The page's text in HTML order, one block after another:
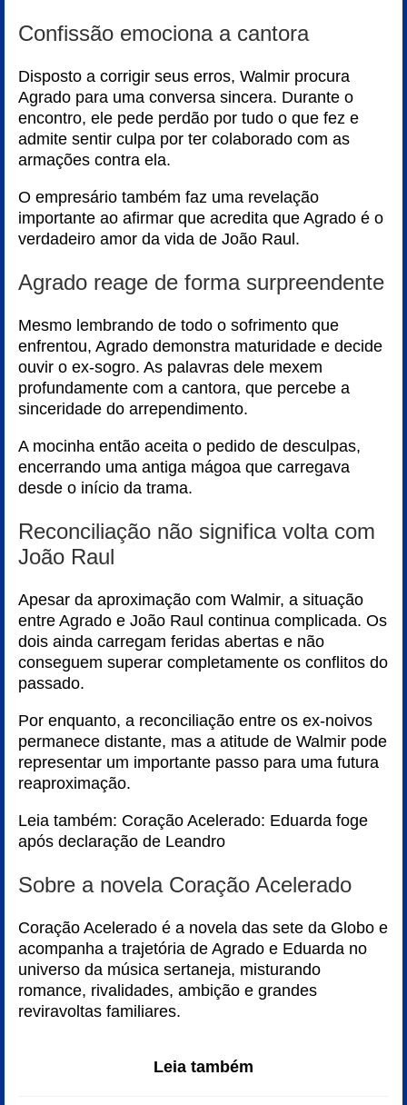
Confissão emociona a cantora
Disposto a corrigir seus erros, Walmir procura
Agrado para uma conversa sincera. Durante o
encontro, ele pede perdão por tudo o que fez e
admite sentir culpa por ter colaborado com as
armações contra ela.
O empresário também faz uma revelação
importante ao afirmar que acredita que Agrado é o
verdadeiro amor da vida de João Raul.
Agrado reage de forma surpreendente
Mesmo lembrando de todo o sofrimento que
enfrentou, Agrado demonstra maturidade e decide
ouvir o ex-sogro. As palavras dele mexem
profundamente com a cantora, que percebe a
sinceridade do arrependimento.
A mocinha então aceita o pedido de desculpas,
encerrando uma antiga mágoa que carregava
desde o início da trama.
Reconciliação não significa volta com
João Raul
Apesar da aproximação com Walmir, a situação
entre Agrado e João Raul continua complicada. Os
dois ainda carregam feridas abertas e não
conseguem superar completamente os conflitos do
passado.
Por enquanto, a reconciliação entre os ex-noivos
permanece distante, mas a atitude de Walmir pode
representar um importante passo para uma futura
reaproximação.
Leia também: Coração Acelerado: Eduarda foge
após declaração de Leandro
Sobre a novela Coração Acelerado
Coração Acelerado é a novela das sete da Globo e
acompanha a trajetória de Agrado e Eduarda no
universo da música sertaneja, misturando
romance, rivalidades, ambição e grandes
reviravoltas familiares.
Leia também